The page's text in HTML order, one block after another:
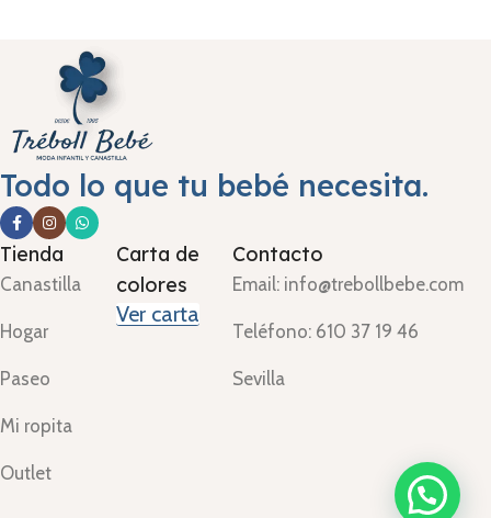
Todo lo que tu bebé necesita.
Tienda
Canastilla
Hogar
Paseo
Mi ropita
Outlet
Carta de
colores
Ver carta
Contacto
Email: info@trebollbebe.com
Teléfono: 610 37 19 46
Sevilla